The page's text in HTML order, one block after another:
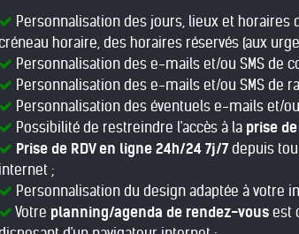
Personnalisation des jours, lieux et
horaire, des horaires réservés (aux
Personnalisation des e-mails et/ou SMS de
Personnalisation des e-mails et/ou SMS de
Personnalisation des éventuels e-mails et/
Possibilité de restreindre l'accès à la prise
Prise de RDV en ligne 24h/24 7j/7depuis
internet ;
Personnalisation du design adaptée à votre
Votre planning/agenda de rendez-vous est